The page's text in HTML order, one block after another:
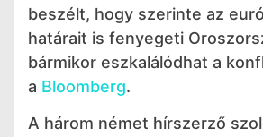
beszélt, hogy szerinte az
határait is fenyegeti
bármikor eszkalálódhat a
a Bloomberg.
A három német hírszerző